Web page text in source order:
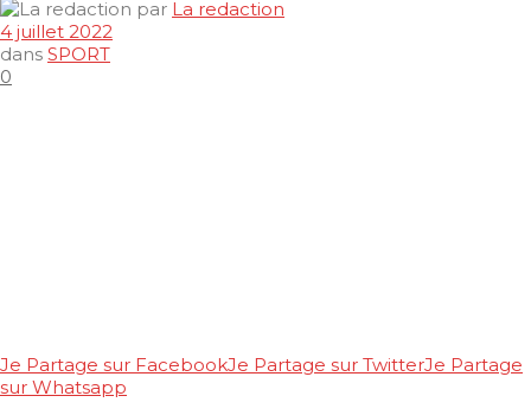
par La redaction
4 juillet 2022
dans SPORT
0
Je Partage sur FacebookJe Partage sur TwitterJe Partage
sur Whatsapp